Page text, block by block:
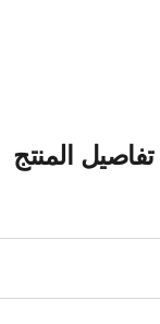
تفاصيل المنتج